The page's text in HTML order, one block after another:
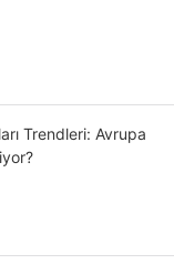
Trendleri: Avrupa